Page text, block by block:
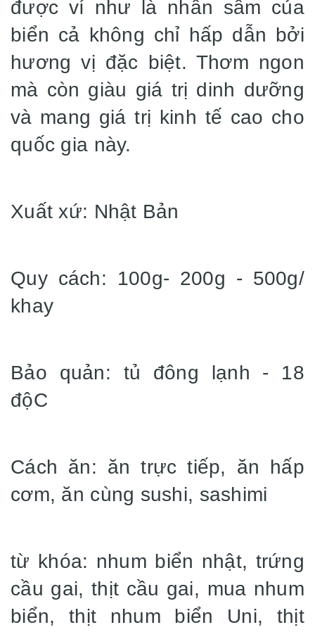
được ví như là nhân sâm của
biển cả không chỉ hấp dẫn bởi
hương vị đặc biệt. Thơm ngon
mà còn giàu giá trị dinh dưỡng
và mang giá trị kinh tế cao cho
quốc gia này.
Xuất xứ: Nhật Bản
Quy cách: 100g- 200g - 500g/
khay
Bảo quản: tủ đông lạnh - 18
độC
Cách ăn: ăn trực tiếp, ăn hấp
cơm, ăn cùng sushi, sashimi
từ khóa: nhum biển nhật, trứng
cầu gai, thịt cầu gai, mua nhum
biển, thịt nhum biển Uni, thịt